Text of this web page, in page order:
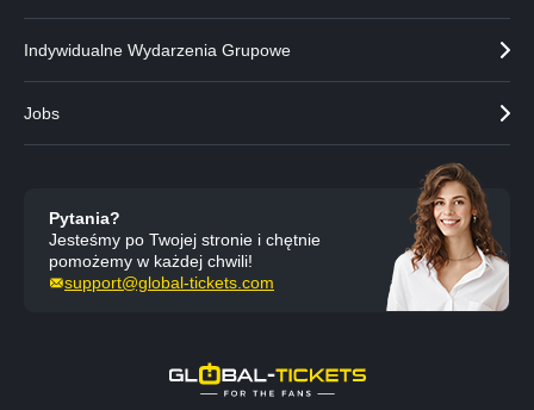
Indywidualne Wydarzenia Grupowe
Jobs
Pytania?
Jesteśmy po Twojej stronie i chętnie
pomożemy w każdej chwili!
support@global-tickets.com